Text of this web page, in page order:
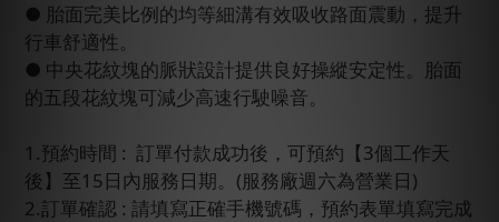
● 胎面完美比例的均等細溝有效吸收路面震動，提升
行車舒適性。
● 中央花紋塊的脈狀設計提供良好操縱安定性。胎面
的五段花紋塊可減少高速行駛噪音。
1.預約時間 :  訂單付款成功後，可預約【3個工作天
後】至15日內服務日期。(服務廠週六為營業日)
2.訂單確認 : 請填寫正確手機號碼，預約表單填寫完成